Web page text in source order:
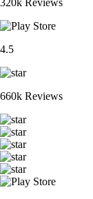
4.5
660k Reviews